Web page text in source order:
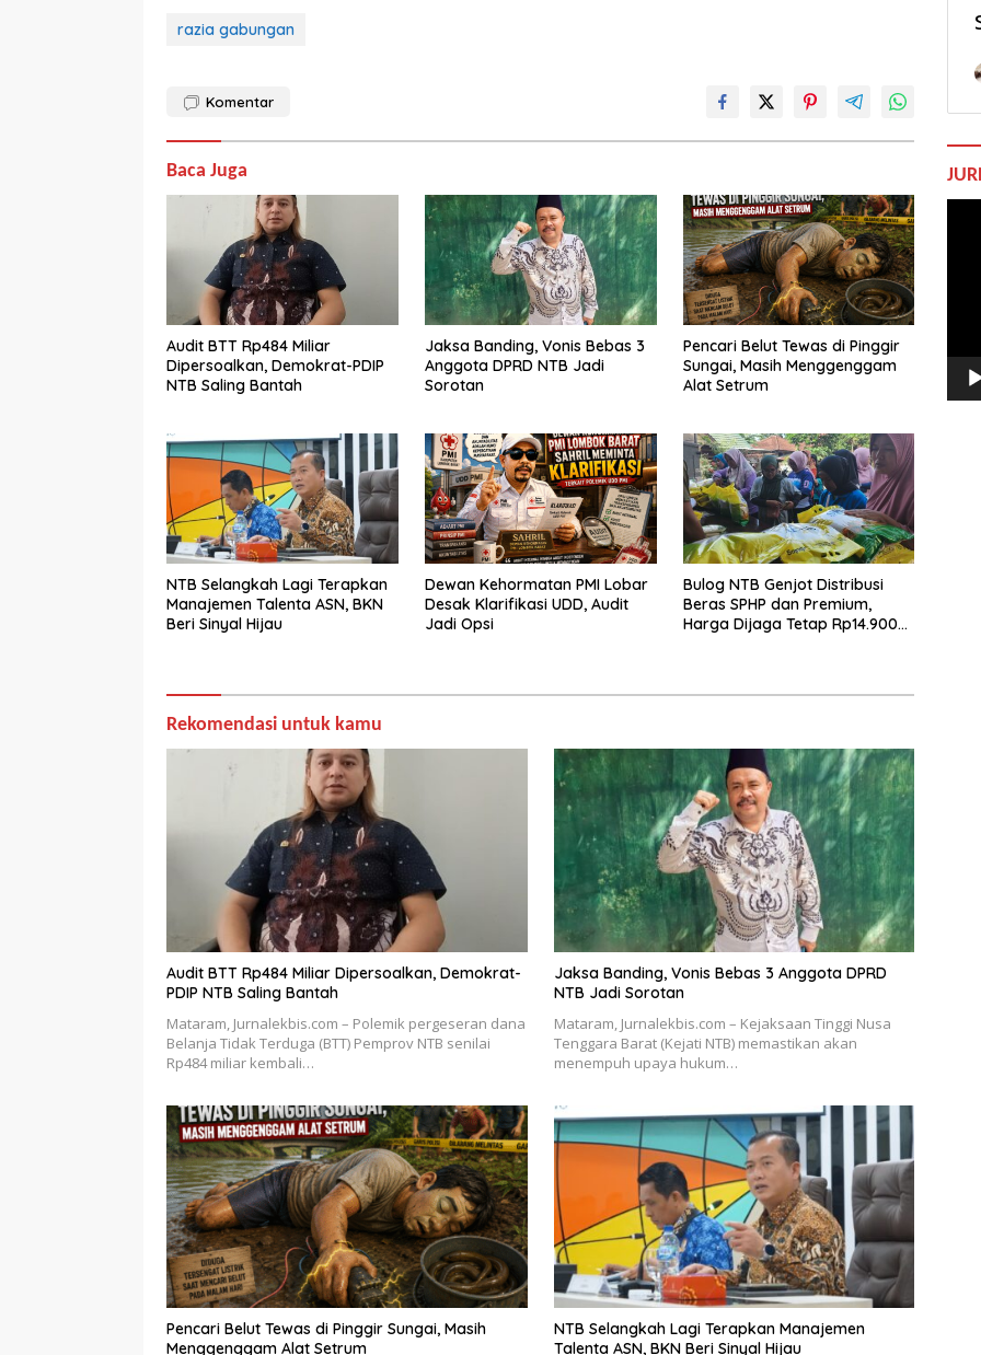
razia gabungan
Komentar
Baca Juga
Audit BTT Rp484 Miliar
Dipersoalkan, Demokrat-PDIP
NTB Saling Bantah
Jaksa Banding, Vonis Bebas 3
Anggota DPRD NTB Jadi
Sorotan
Pencari Belut Tewas di Pinggir
Sungai, Masih Menggenggam
Alat Setrum
NTB Selangkah Lagi Terapkan
Manajemen Talenta ASN, BKN
Beri Sinyal Hijau
Dewan Kehormatan PMI Lobar
Desak Klarifikasi UDD, Audit
Jadi Opsi
Bulog NTB Genjot Distribusi
Beras SPHP dan Premium,
Harga Dijaga Tetap Rp14.900
Rekomendasi untuk kamu
Audit BTT Rp484 Miliar Dipersoalkan, Demokrat-
PDIP NTB Saling Bantah
Mataram, Jurnalekbis.com – Polemik pergeseran dana
Belanja Tidak Terduga (BTT) Pemprov NTB senilai
Rp484 miliar kembali…
Jaksa Banding, Vonis Bebas 3 Anggota DPRD
NTB Jadi Sorotan
Mataram, Jurnalekbis.com – Kejaksaan Tinggi Nusa
Tenggara Barat (Kejati NTB) memastikan akan
menempuh upaya hukum…
Pencari Belut Tewas di Pinggir Sungai, Masih
Menggenggam Alat Setrum
NTB Selangkah Lagi Terapkan Manajemen
Talenta ASN, BKN Beri Sinyal Hijau